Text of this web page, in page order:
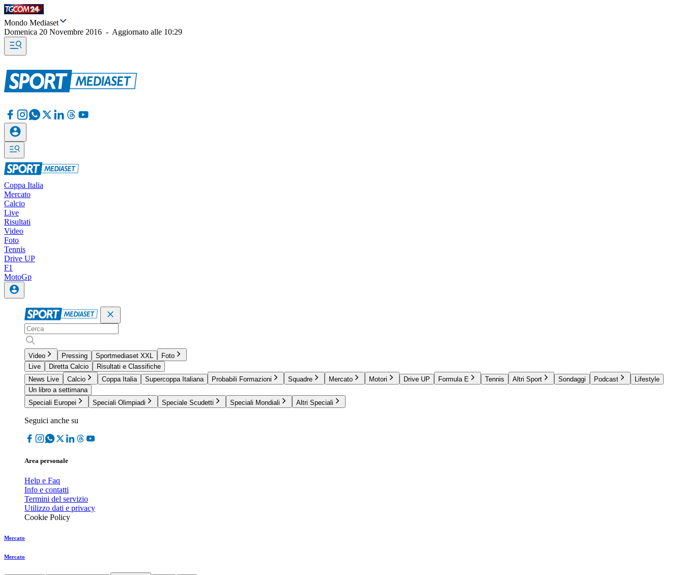
Mondo Mediaset
Domenica 20 Novembre 2016 - Aggiornato alle 10:29
Coppa Italia
Mercato
Calcio
Live
Risultati
Video
Foto
Tennis
Drive UP
F1
MotoGp
Video Pressing Sportmediaset XXL
Foto
Live
Diretta Calcio
Risultati e Classifiche
News Live
Calcio Coppa Italia Supercoppa Italiana Probabili Formazioni Squadre Mercato Motori Drive UP Formula E Tennis Altri Sport Sondaggi Podcast
Lifestyle
Un libro a settimana
Speciali Europei
Speciali Olimpiadi Speciale Scudetti Speciali Mondiali Altri Speciali
Seguici anche su
Area personale
Help e Faq
Info e contatti
Termini del servizio
Utilizzo dati e privacy
Cookie Policy
Mercato
Mercato